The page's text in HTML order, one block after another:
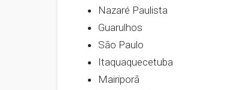
Nazaré Paulista
Guarulhos
São Paulo
Itaquaquecetuba
Mairiporã